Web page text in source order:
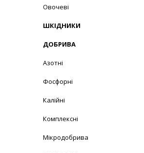
Овочеві
ШКІДНИКИ
ДОБРИВА
Азотні
Фосфорні
Калійні
Комплексні
Мікродобрива